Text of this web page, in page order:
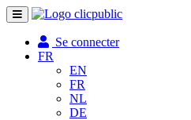
Toggle
navigation
Se connecter
FR
EN
FR
NL
DE